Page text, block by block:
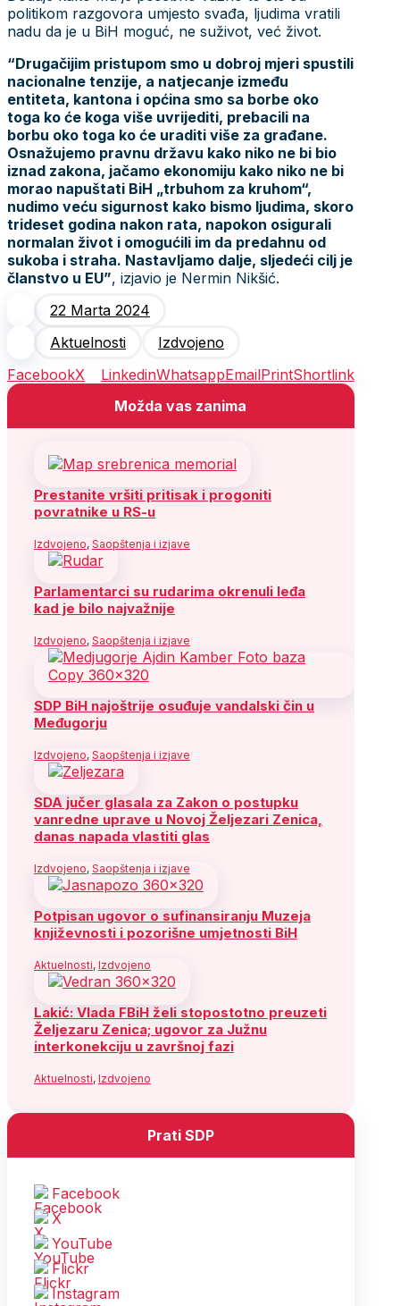
politikom razgovora umjesto svađa, ljudima vratili
nadu da je u BiH moguć, ne suživot, već život.
“Drugačijim pristupom smo u dobroj mjeri spustili
nacionalne tenzije, a natjecanje između
entiteta, kantona i općina smo sa borbe oko
toga ko će koga više uvrijediti, prebacili na
borbu oko toga ko će uraditi više za građane.
Osnažujemo pravnu državu kako niko ne bi bio
iznad zakona, jačamo ekonomiju kako niko ne bi
morao napuštati BiH „trbuhom za kruhom“,
nudimo veću sigurnost kako bismo ljudima, skoro
trideset godina nakon rata, napokon osigurali
normalan život i omogućili im da predahnu od
sukoba i straha. Nastavljamo dalje, sljedeći cilj je
članstvo u EU”, izjavio je Nermin Nikšić.
22 Marta 2024
Aktuelnosti
Izdvojeno
FacebookX LinkedinWhatsappEmailPrintShortlink
Možda vas zanima
Prestanite vršiti pritisak i progoniti
povratnike u RS-u
Izdvojeno, Saopštenja i izjave
Parlamentarci su rudarima okrenuli leđa
kad je bilo najvažnije
Izdvojeno, Saopštenja i izjave
SDP BiH najoštrije osuđuje vandalski čin u
Međugorju
Izdvojeno, Saopštenja i izjave
SDA jučer glasala za Zakon o postupku
vanredne uprave u Novoj Željezari Zenica,
danas napada vlastiti glas
Izdvojeno, Saopštenja i izjave
Potpisan ugovor o sufinansiranju Muzeja
književnosti i pozorišne umjetnosti BiH
Aktuelnosti, Izdvojeno
Lakić: Vlada FBiH želi stopostotno preuzeti
Željezaru Zenica; ugovor za Južnu
interkonekciju u završnoj fazi
Aktuelnosti, Izdvojeno
Prati SDP
Facebook
X
YouTube
Flickr
Instagram